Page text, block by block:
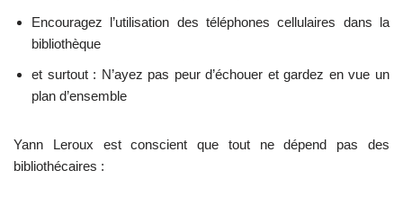
Encouragez l’utilisation des téléphones cellulaires dans la
bibliothèque
et surtout : N’ayez pas peur d’échouer et gardez en vue un
plan d’ensemble
Yann Leroux est conscient que tout ne dépend pas des
bibliothécaires :